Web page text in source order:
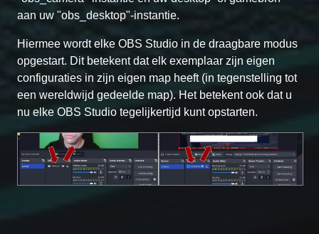
aan uw "obs_desktop"-instantie.
Hiermee wordt elke OBS Studio in de draagbare modus
opgestart. Dit betekent dat elk exemplaar zijn eigen
configuraties in zijn eigen map heeft (in tegenstelling tot
een wereldwijd gedeelde map). Het betekent ook dat u
nu elke OBS Studio tegelijkertijd kunt opstarten.